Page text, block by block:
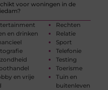
voor woningen in de
en drinken
en vrije
Rechten
Relatie
Sport
Telefonie
Testing
Toerisme
Tuin en
buitenleven